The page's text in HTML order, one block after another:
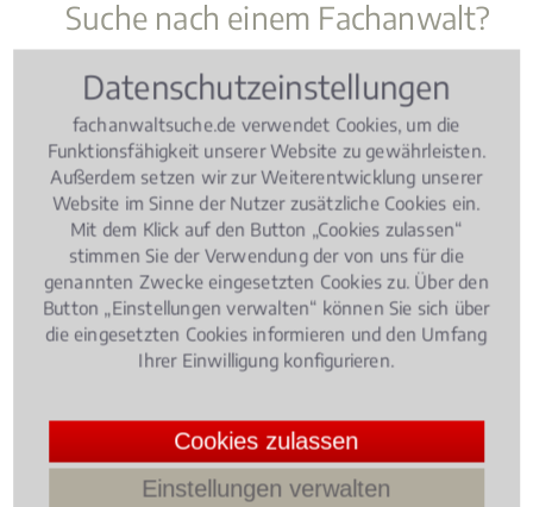
Suche nach einem Fachanwalt?
Sie benötigen Hilfe bei der Suche nach dem
richtigen Fachanwalt?
Rufen Sie uns an unter 0221 - 93 73 88 05oder
schreiben uns über dasKontaktformular! Wir rufen
Sie zu den büroüblichen Zeiten zurück.
Vorname *
Postleitzahl *
Datenschutzeinstellungen
fachanwaltsuche.de verwendet Cookies, um die
Funktionsfähigkeit unserer Website zu gewährleisten.
Außerdem setzen wir zur Weiterentwicklung unserer
Website im Sinne der Nutzer zusätzliche Cookies ein.
Mit dem Klick auf den Button „Cookies zulassen“
stimmen Sie der Verwendung der von uns für die
genannten Zwecke eingesetzten Cookies zu. Über den
Button „Einstellungen verwalten“ können Sie sich über
die eingesetzten Cookies informieren und den Umfang
Ihrer Einwilligung konfigurieren.
Cookies zulassen
Einstellungen verwalten